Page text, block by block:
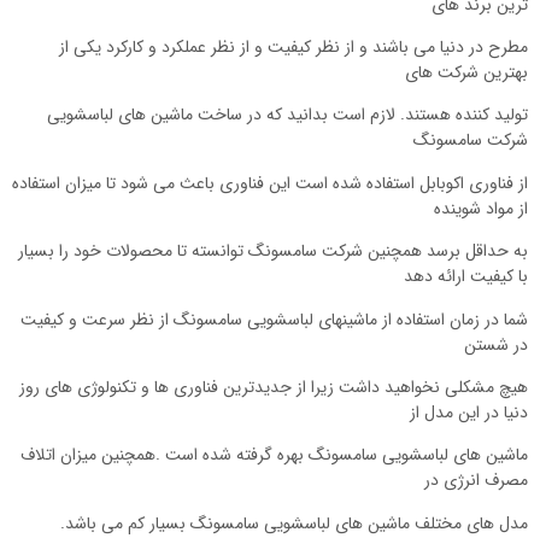
مطرح در دنیا می باشند و از نظر کیفیت و از نظر عملکرد و کارکرد یکی از
بهترین شرکت های
تولید کننده هستند. لازم است بدانید که در ساخت ماشین های لباسشویی
شرکت سامسونگ
از فناوری اکوبابل استفاده شده است این فناوری باعث می شود تا میزان استفاده
از مواد شوینده
به حداقل برسد همچنین شرکت سامسونگ توانسته تا محصولات خود را بسیار
با کیفیت ارائه دهد
شما در زمان استفاده از ماشینهای لباسشویی سامسونگ از نظر سرعت و کیفیت
در شستن
هیچ مشکلی نخواهید داشت زیرا از جدیدترین فناوری ها و تکنولوژی های روز
دنیا در این مدل از
ماشین های لباسشویی سامسونگ بهره گرفته شده است .همچنین میزان اتلاف
مصرف انرژی در
مدل های مختلف ماشین های لباسشویی سامسونگ بسیار کم می باشد.